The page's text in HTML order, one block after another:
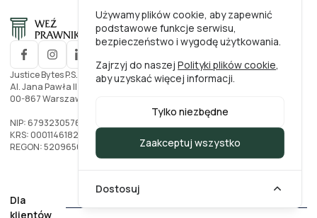
Justice Bytes P.S.A.
Al. Jana Pawła II nr. 27
00-867 Warszawa, Polska
NIP: 6793230576
KRS: 0001146182
REGON: 520965002
Dla
klientów
Używamy plików cookie, aby zapewnić
podstawowe funkcje serwisu,
bezpieczeństwo i wygodę użytkowania.
Zajrzyj do naszejPolityki plików cookie,
aby uzyskać więcej informacji.
Tylko niezbędne
Zaakceptuj wszystko
Dostosuj